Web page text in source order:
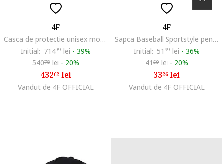
4F
Casca de protectie unisex model L/XL (59-61cm), neagra, pentru schi si snowboard
Initial: 71499 lei - 39%
54078lei - 20%
43262lei
Vandut de 4F OFFICIAL
4F
Sapca Baseball Sportstyle pentru Femei, Bumbac, Antracit SS25 fara Reglare
Initial: 51 99 lei - 36%
4159lei - 20%
3326lei
Vandut de 4F OFFICIAL